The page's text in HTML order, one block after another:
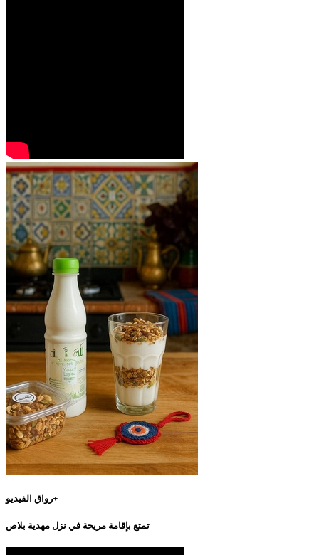
رواق الفيديو+
تمتع بإقامة مريحة في نزل مهدية بلاص